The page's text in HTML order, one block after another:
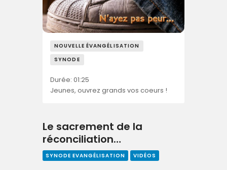
NOUVELLE ÉVANGÉLISATION
SYNODE
Durée: 01:25
Jeunes, ouvrez grands vos coeurs !
Le sacrement de la
réconciliation…
SYNODE EVANGÉLISATION VIDÉOS